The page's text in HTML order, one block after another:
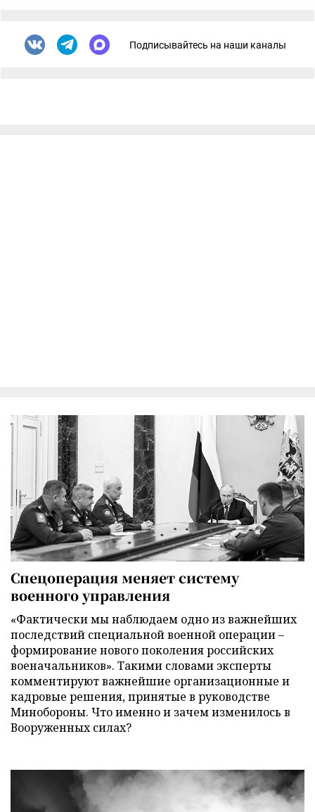
Подписывайтесь на наши каналы
Спецоперация меняет систему
военного управления
«Фактически мы наблюдаем одно из важнейших
последствий специальной военной операции –
формирование нового поколения российских
военачальников». Такими словами эксперты
комментируют важнейшие организационные и
кадровые решения, принятые в руководстве
Минобороны. Что именно и зачем изменилось в
Вооруженных силах?